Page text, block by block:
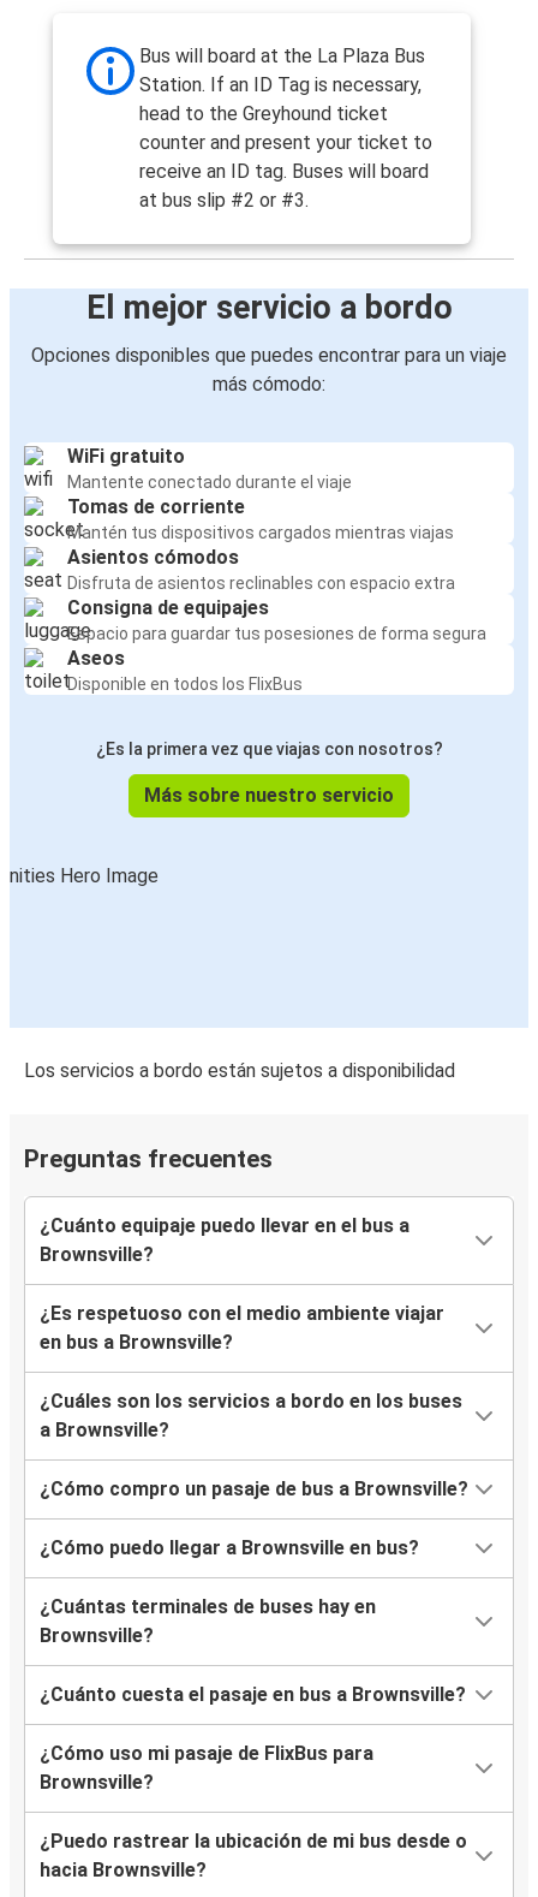
Bus will board at the La Plaza Bus
Station. If an ID Tag is necessary,
head to the Greyhound ticket
counter and present your ticket to
receive an ID tag. Buses will board
at bus slip #2 or #3.
El mejor servicio a bordo
Opciones disponibles que puedes encontrar para un viaje
más cómodo:
WiFi gratuito
Mantente conectado durante el viaje
Tomas de corriente
Mantén tus dispositivos cargados mientras viajas
Asientos cómodos
Disfruta de asientos reclinables con espacio extra
Consigna de equipajes
Espacio para guardar tus posesiones de forma segura
Aseos
Disponible en todos los FlixBus
¿Es la primera vez que viajas con nosotros?
Más sobre nuestro servicio
Los servicios a bordo están sujetos a disponibilidad
Preguntas frecuentes
¿Cuánto equipaje puedo llevar en el bus a
Brownsville?
¿Es respetuoso con el medio ambiente viajar
en bus a Brownsville?
¿Cuáles son los servicios a bordo en los buses
a Brownsville?
¿Cómo compro un pasaje de bus a Brownsville?
¿Cómo puedo llegar a Brownsville en bus?
¿Cuántas terminales de buses hay en
Brownsville?
¿Cuánto cuesta el pasaje en bus a Brownsville?
¿Cómo uso mi pasaje de FlixBus para
Brownsville?
¿Puedo rastrear la ubicación de mi bus desde o
hacia Brownsville?